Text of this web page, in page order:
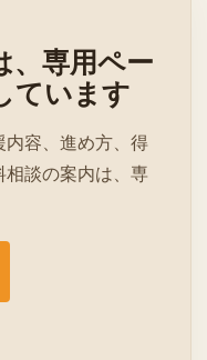
、専用ペー
ています
内容、進め方、得
相談の案内は、専